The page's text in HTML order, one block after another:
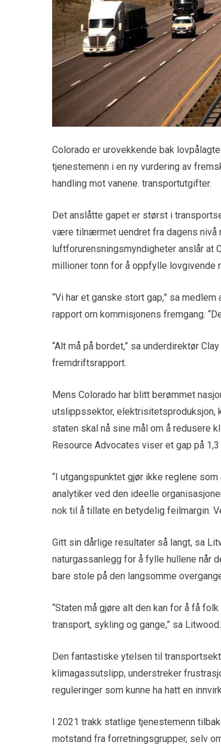
Colorado er urovekkende bak
tjenestemenn i en ny vurdering av
handling mot vanene. transportutgifter.
Det anslåtte gapet er størst i
være tilnærmet uendret fra dagens
luftforurensningsmyndigheter anslår at
millioner tonn for å oppfylle lovgivende
“Vi har et ganske stort gap,” sa
rapport om kommisjonens fremgang.
“Alt må på bordet,” sa underdirektør
fremdriftsrapport.
Mens Colorado har blitt berømmet
utslippssektor, elektrisitetsproduksjon,
staten skal nå sine mål om å redusere
Resource Advocates viser et gap på
“I utgangspunktet gjør ikke reglene
analytiker ved den ideelle
nok til å tillate en betydelig feilmargin.
Gitt sin dårlige resultater så langt, sa
naturgassanlegg for å fylle hullene når
bare stole på den langsomme
“Staten må gjøre alt den kan for å få
transport, sykling og gange,” sa Litwood.
Den fantastiske ytelsen til
klimagassutslipp, understreker
reguleringer som kunne ha hatt en
I 2021 trakk statlige tjenestemenn
motstand fra forretningsgrupper, selv